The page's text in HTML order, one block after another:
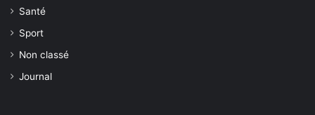
Santé
Sport
Non classé
Journal